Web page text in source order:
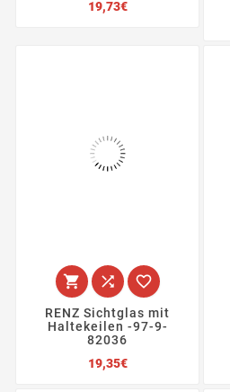
19,73€Preis
  
RENZ Sichtglas mit
Haltekeilen -97-9-
82036
19,35€Preis